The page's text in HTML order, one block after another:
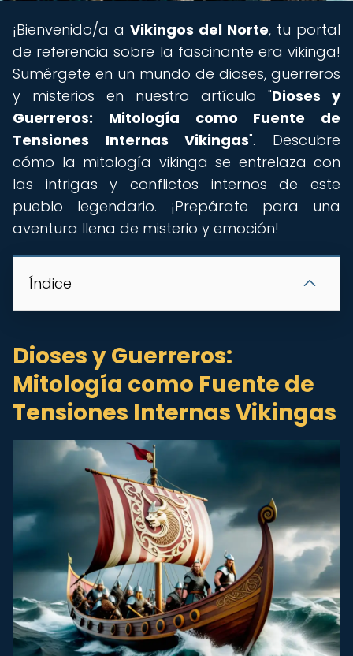
¡Bienvenido/a a Vikingos del Norte, tu portal
de referencia sobre la fascinante era vikinga!
Sumérgete en un mundo de dioses, guerreros
y misterios en nuestro artículo "Dioses y
Guerreros: Mitología como Fuente de
Tensiones Internas Vikingas". Descubre
cómo la mitología vikinga se entrelaza con
las intrigas y conflictos internos de este
pueblo legendario. ¡Prepárate para una
aventura llena de misterio y emoción!
Índice
Dioses y Guerreros:
Mitología como Fuente de
Tensiones Internas Vikingas